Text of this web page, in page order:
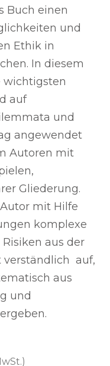
Buch einen
und
Ethik in
In diesem
wichtigsten
auf
und
angewendet
Autoren mit
Gliederung.
mit Hilfe
komplexe
aus der
verständlich auf,
aus
und